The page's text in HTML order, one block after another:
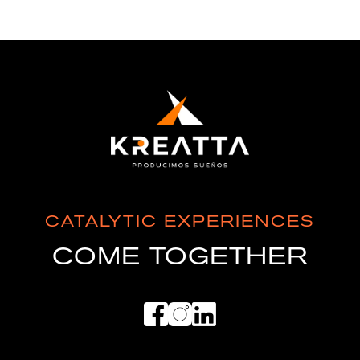
CATALYTIC EXPERIENCES
COME TOGETHER